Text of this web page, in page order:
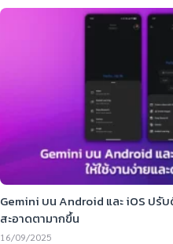
Gemini บน Android และ iOS ปรับ
สะอาดตามากขึ้น
16/09/2025